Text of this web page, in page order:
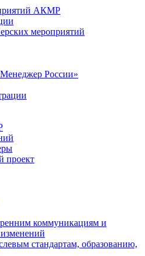
АКМР
мероприятий
России»
проект
коммуникациям и
стандартам, образованию,